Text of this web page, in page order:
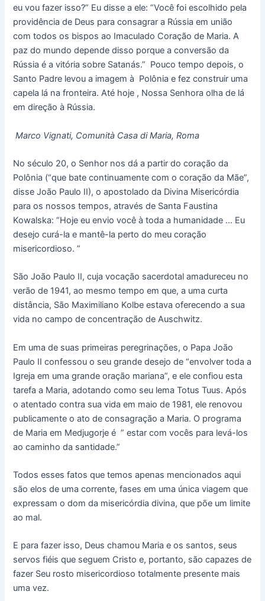
eu vou fazer isso?” Eu disse a ele: “Você foi escolhido pela
providência de Deus para consagrar a Rússia em união
com todos os bispos ao Imaculado Coração de Maria. A
paz do mundo depende disso porque a conversão da
Rússia é a vitória sobre Satanás.” Pouco tempo depois, o
Santo Padre levou a imagem à Polônia e fez construir uma
capela lá na fronteira. Até hoje , Nossa Senhora olha de lá
em direção à Rússia.
Marco Vignati, Comunità Casa di Maria, Roma
No século 20, o Senhor nos dá a partir do coração da
Polônia (“que bate continuamente com o coração da Mãe”,
disse João Paulo II), o apostolado da Divina Misericórdia
para os nossos tempos, através de Santa Faustina
Kowalska: “Hoje eu envio você à toda a humanidade … Eu
desejo curá-la e mantê-la perto do meu coração
misericordioso. ”
São João Paulo II, cuja vocação sacerdotal amadureceu no
verão de 1941, ao mesmo tempo em que, a uma curta
distância, São Maximiliano Kolbe estava oferecendo a sua
vida no campo de concentração de Auschwitz.
Em uma de suas primeiras peregrinações, o Papa João
Paulo II confessou o seu grande desejo de “envolver toda a
Igreja em uma grande oração mariana”, e ele confiou esta
tarefa a Maria, adotando como seu lema Totus Tuus. Após
o atentado contra sua vida em maio de 1981, ele renovou
publicamente o ato de consagração a Maria. O programa
de Maria em Medjugorje é ” estar com vocês para levá-los
ao caminho da santidade.”
Todos esses fatos que temos apenas mencionados aqui
são elos de uma corrente, fases em uma única viagem que
expressam o dom da misericórdia divina, que põe um limite
ao mal.
E para fazer isso, Deus chamou Maria e os santos, seus
servos fiéis que seguem Cristo e, portanto, são capazes de
fazer Seu rosto misericordioso totalmente presente mais
uma vez.